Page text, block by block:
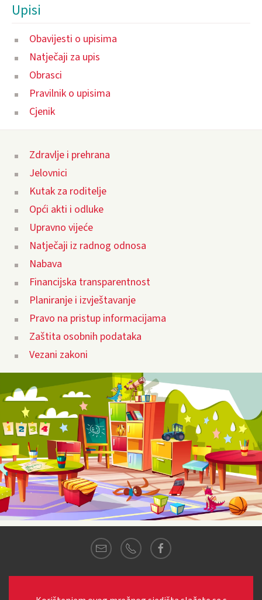
Upisi
Obavijesti o upisima
Natječaji za upis
Obrasci
Pravilnik o upisima
Cjenik
Zdravlje i prehrana
Jelovnici
Kutak za roditelje
Opći akti i odluke
Upravno vijeće
Natječaji iz radnog odnosa
Nabava
Financijska transparentnost
Planiranje i izvještavanje
Pravo na pristup informacijama
Zaštita osobnih podataka
Vezani zakoni